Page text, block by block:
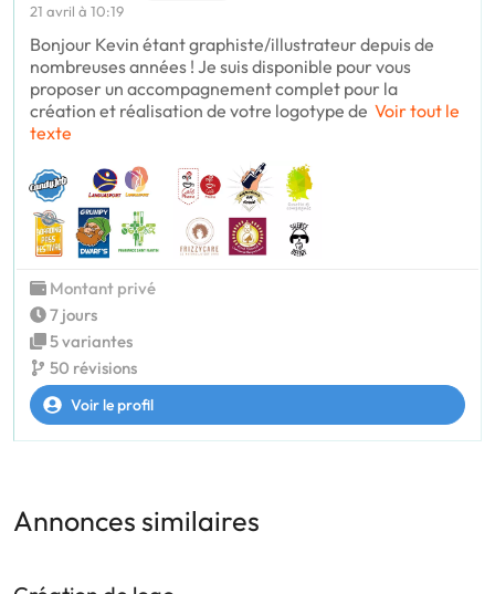
21 avril à 10:19
Bonjour Kevin étant graphiste/illustrateur depuis de
nombreuses années ! Je suis disponible pour vous
proposer un accompagnement complet pour la
création et réalisation de votre logotype de Voir tout le
texte
Montant privé
7 jours
5 variantes
50 révisions
Voir le profil
Annonces similaires